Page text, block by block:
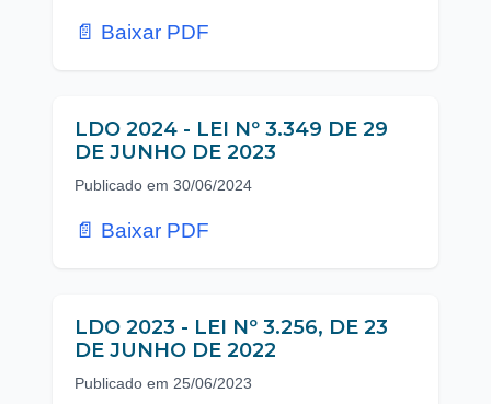
📄 Baixar PDF
LDO 2024 - LEI Nº 3.349 DE 29
DE JUNHO DE 2023
Publicado em 30/06/2024
📄 Baixar PDF
LDO 2023 - LEI Nº 3.256, DE 23
DE JUNHO DE 2022
Publicado em 25/06/2023